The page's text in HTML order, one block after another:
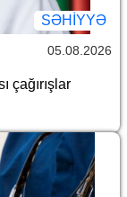
SƏHIYYƏ
05.08.2026
çağırışlar